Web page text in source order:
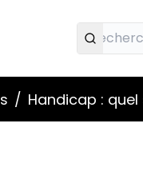
/ Handicap :